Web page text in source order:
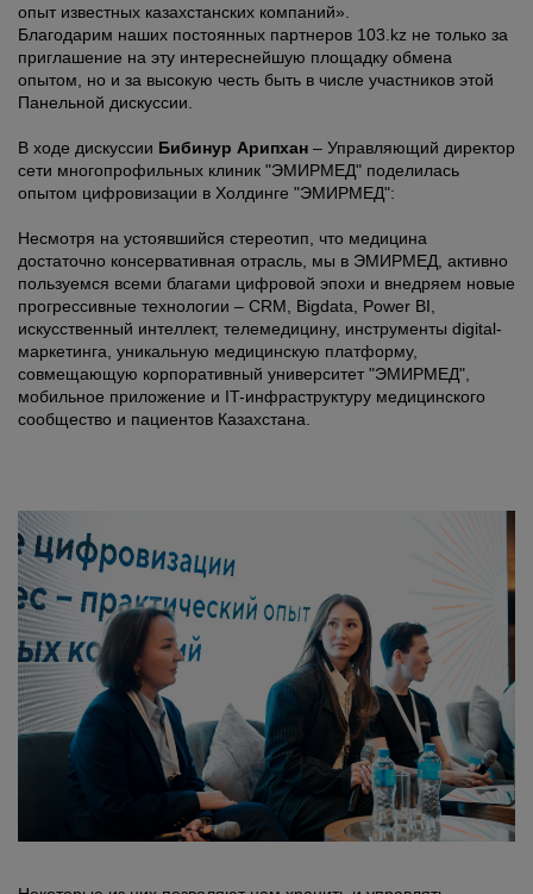
опыт известных казахстанских компаний».
Благодарим наших постоянных партнеров 103.kz не только за
приглашение на эту интереснейшую площадку обмена
опытом, но и за высокую честь быть в числе участников этой
Панельной дискуссии.
В ходе дискуссии Бибинур Арипхан – Управляющий директор
сети многопрофильных клиник "ЭМИРМЕД" поделилась
опытом цифровизации в Холдинге "ЭМИРМЕД":
Несмотря на устоявшийся стереотип, что медицина
достаточно консервативная отрасль, мы в ЭМИРМЕД, активно
пользуемся всеми благами цифровой эпохи и внедряем новые
прогрессивные технологии – CRM, Bigdata, Power BI,
искусственный интеллект, телемедицину, инструменты digital-
маркетинга, уникальную медицинскую платформу,
совмещающую корпоративный университет "ЭМИРМЕД",
мобильное приложение и IT-инфраструктуру медицинского
сообщество и пациентов Казахстана.